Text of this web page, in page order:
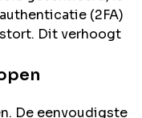
(2FA)
Dit verhoogt
De eenvoudigste